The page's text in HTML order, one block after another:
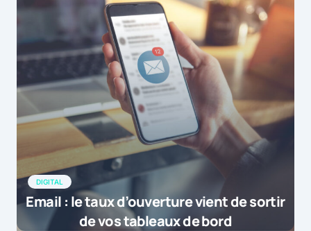
DIGITAL
Email : le taux d’ouverture vient de sortir
de vos tableaux de bord